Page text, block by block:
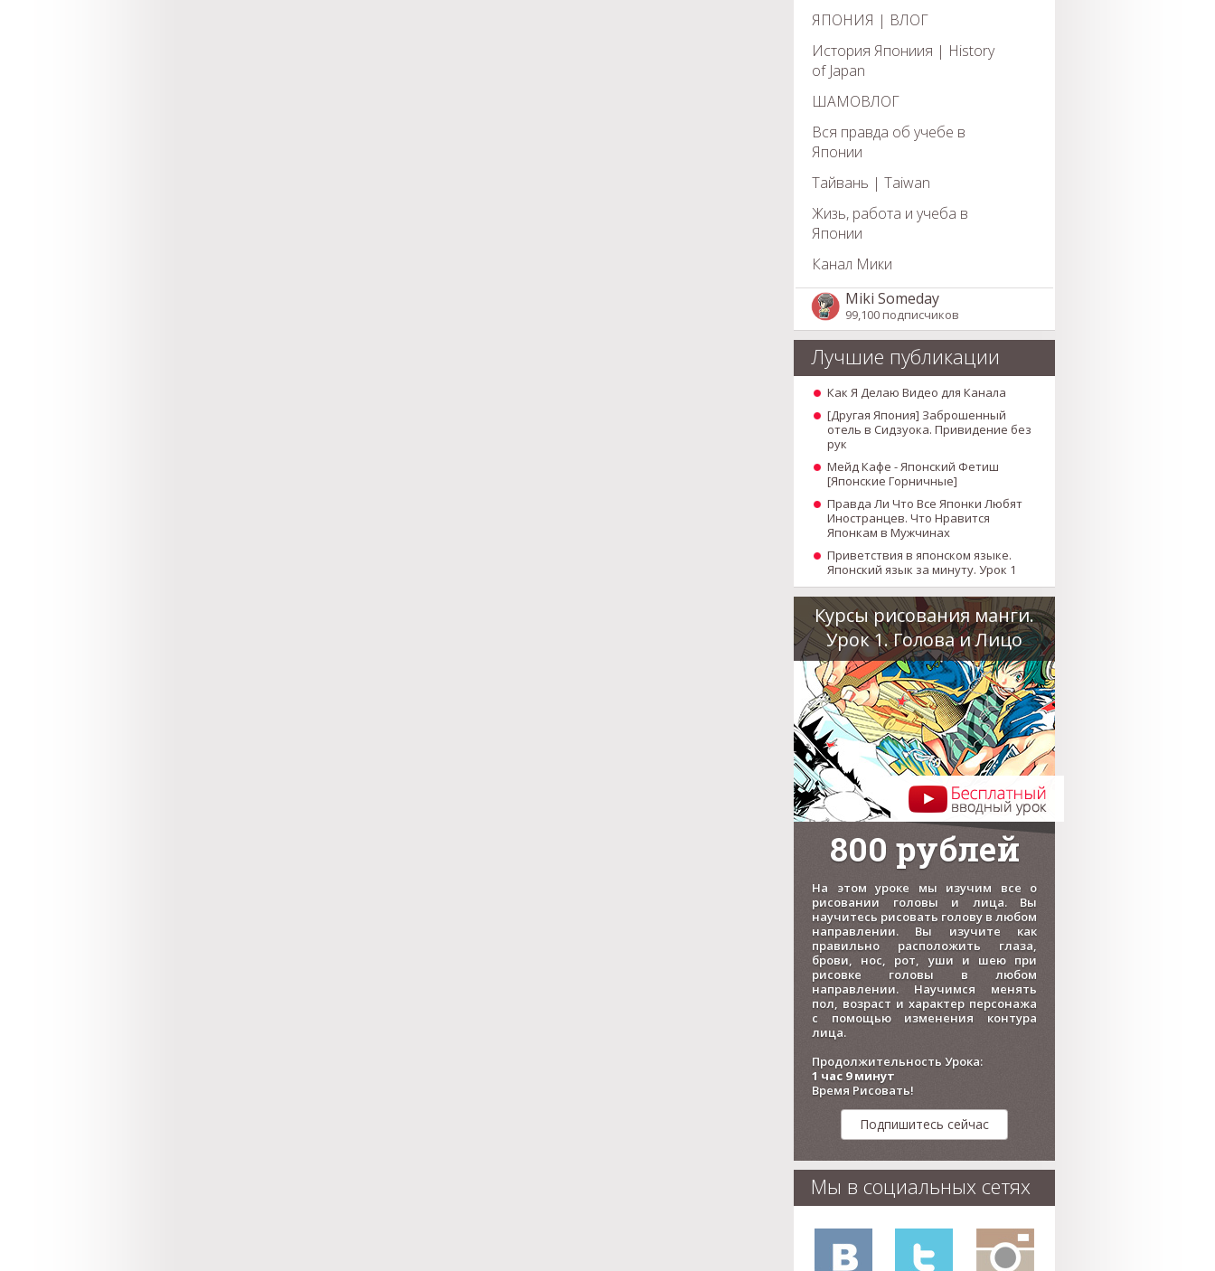
ЯПОНИЯ | ВЛОГ
История Япониия | History
of Japan
ШАМОВЛОГ
Вся правда об учебе в
Японии
Тайвань | Taiwan
Жизь, работа и учеба в
Японии
Канал Мики
Miki Someday
99,100 подписчиков
Лучшие публикации
Как Я Делаю Видео для Канала
[Другая Япония] Заброшенный
отель в Сидзуока. Привидение без
рук
Мейд Кафе - Японский Фетиш
[Японские Горничные]
Правда Ли Что Все Японки Любят
Иностранцев. Что Нравится
Японкам в Мужчинах
Приветствия в японском языке.
Японский язык за минуту. Урок 1
Курсы рисования манги.
Урок 1. Голова и Лицо
800 рублей
На этом уроке мы изучим все о
рисовании головы и лица. Вы
научитесь рисовать голову в любом
направлении. Вы изучите как
правильно расположить глаза,
брови, нос, рот, уши и шею при
рисовке головы в любом
направлении. Научимся менять
пол, возраст и характер персонажа
с помощью изменения контура
лица.
Продолжительность Урока:
1 час 9 минут
Время Рисовать!
Подпишитесь сейчас
Мы в социальных сетях